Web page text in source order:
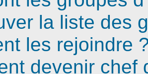
la liste des
les rejoindre
devenir chef